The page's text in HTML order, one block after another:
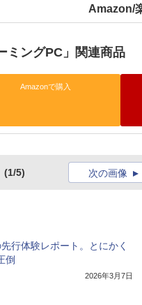
Amazon/
ミングPC」関連商品
Amazonで購入
(1/5) 次の画像
行体験レポート。とにかく
倒
2026年3月7日